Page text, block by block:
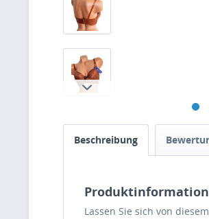
Beschreibung
Lassen Sie sich von